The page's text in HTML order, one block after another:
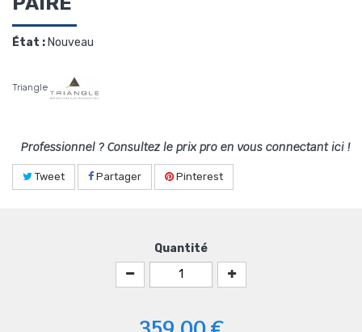
État :Nouveau
Triangle
Professionnel ? Consultez le prix pro en vous connectant ici !
Tweet Partager Pinterest
Quantité